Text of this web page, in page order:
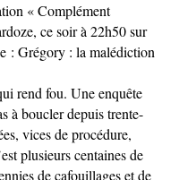
« Complément
ce soir à 22h50 sur
: Grégory : la malédiction
rend fou. Une enquête
à boucler depuis trente-
vices de procédure,
plusieurs centaines de
de cafouillages et de